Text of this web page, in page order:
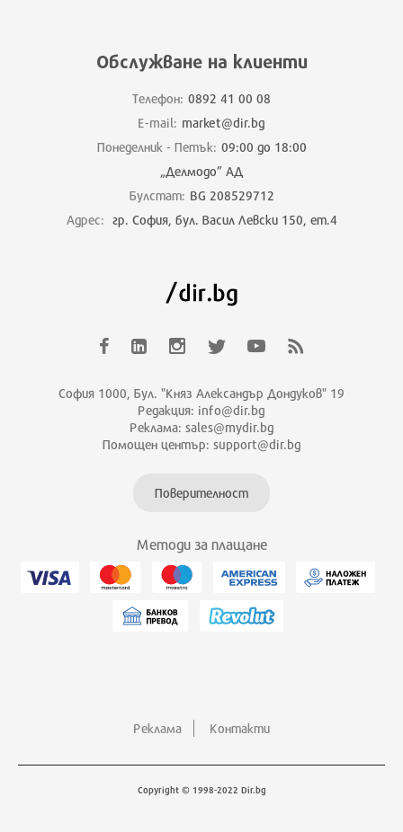
Обслужване на клиенти
Телефон: 0892 41 00 08
E-mail: market@dir.bg
Понеделник - Петък: 09:00 до 18:00
„Делмодо” АД
Булстат: BG 208529712
Адрес: гр. София, бул. Васил Левски 150, ет.4
София 1000, Бул. "Княз Александър Дондуков" 19
Редакция: info@dir.bg
Реклама: sales@mydir.bg
Помощен център: support@dir.bg
Поверителност
Методи за плащане
Реклама Контакти
Copyright © 1998-2022 Dir.bg